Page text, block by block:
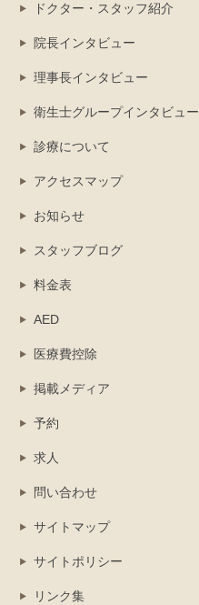
ドクター・スタッフ紹介
院長インタビュー
理事長インタビュー
衛生士グループインタビュー
診療について
アクセスマップ
お知らせ
スタッフブログ
料金表
AED
医療費控除
掲載メディア
予約
求人
問い合わせ
サイトマップ
サイトポリシー
リンク集